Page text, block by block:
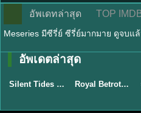
อัพเดทล่าสุด TOP
Meseries มีซีรี่ย์ ซีรี่ย์มากมาย ดูจบแ
อัพเดตล่าสุด
★9.5
พากย์ไทย
Silent Tides คลื่นลมลวง (2025) พากย์ไทย ซับไทย EP.1-31 ★9 Royal Betrothal (2026) สัญญาวิวาห์แห่งราชวงศ์ พากย์ไทย ซับไทย EP1-32